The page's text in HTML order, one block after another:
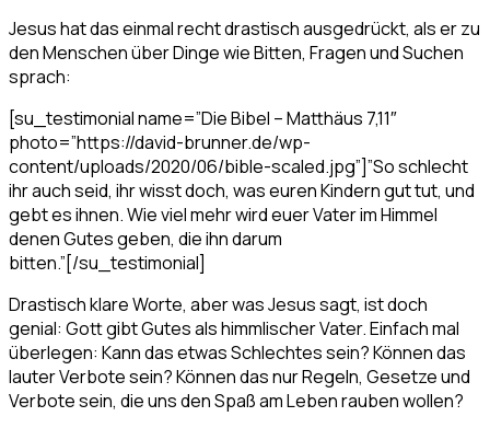
Jesus hat das einmal recht drastisch ausgedrückt, als er zu
den Menschen über Dinge wie Bitten, Fragen und Suchen
sprach:
[su_testimonial name=”Die Bibel – Matthäus 7,11″
photo=”https://david-brunner.de/wp-
content/uploads/2020/06/bible-scaled.jpg”]”So schlecht
ihr auch seid, ihr wisst doch, was euren Kindern gut tut, und
gebt es ihnen. Wie viel mehr wird euer Vater im Himmel
denen Gutes geben, die ihn darum
bitten.”[/su_testimonial]
Drastisch klare Worte, aber was Jesus sagt, ist doch
genial: Gott gibt Gutes als himmlischer Vater. Einfach mal
überlegen: Kann das etwas Schlechtes sein? Können das
lauter Verbote sein? Können das nur Regeln, Gesetze und
Verbote sein, die uns den Spaß am Leben rauben wollen?